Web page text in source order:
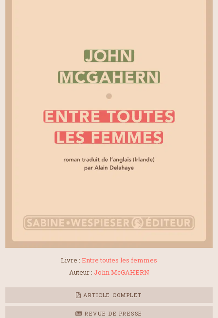
Livre : Entre toutes les femmes
Auteur : John McGAHERN
ARTICLE COMPLET
REVUE DE PRESSE